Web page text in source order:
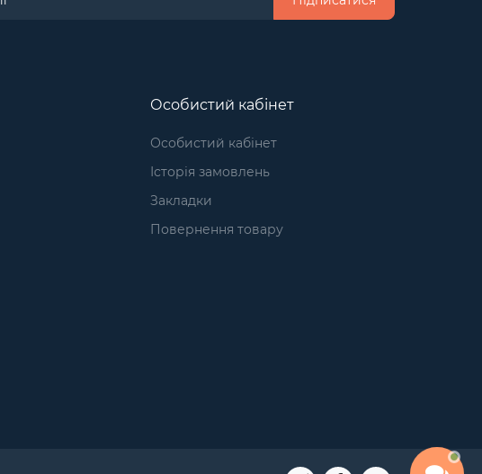
Особистий кабінет
Особистий кабінет
Історія замовлень
Закладки
Повернення товару